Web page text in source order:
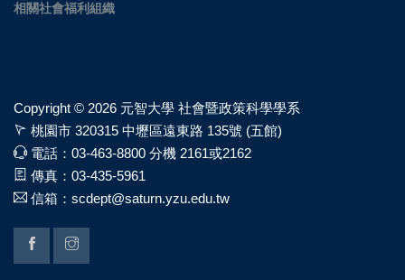
相關社會福利組織
Copyright © 2026 元智大學 社會暨政策科學學系
桃園市 320315 中壢區遠東路 135號 (五館)
電話：03-463-8800 分機 2161或2162
傳真：03-435-5961
信箱：scdept@saturn.yzu.edu.tw